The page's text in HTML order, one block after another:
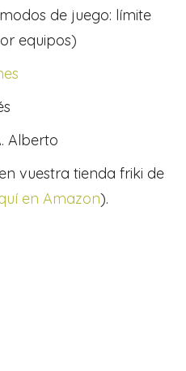
de juego: límite
equipos)
Alberto
vuestra tienda friki de
en Amazon).